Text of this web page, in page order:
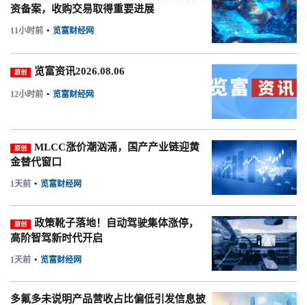
资备案，收购交易取得重要进展
11小时前 • 览富财经网
原创 览富资讯2026.08.06
12小时前 • 览富财经网
原创
MLCC涨价潮汹涌，国产产业链迎黄
金替代窗口
1天前 • 览富财经网
原创
政策靴子落地！自动驾驶集体涨停，
高阶智驾新时代开启
1天前 • 览富财经网
多氟多未说明产品营收占比偏低引发信息披